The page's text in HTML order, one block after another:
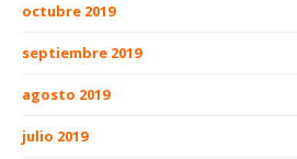
octubre 2019
septiembre 2019
agosto 2019
julio 2019